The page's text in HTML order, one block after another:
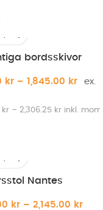
bordsskivor
kr – 1,845.00 kr
kr – 2,306.25 kr inkl.
Nantes
kr – 2,145.00 kr